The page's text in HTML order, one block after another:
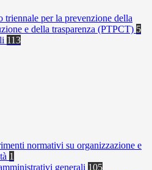
triennale per la prevenzione della
e della trasparenza (PTPCT) 5
113
normativi su organizzazione e
1
generali 105